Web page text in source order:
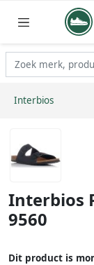
Interbios
Interbios
9560
Dit product is